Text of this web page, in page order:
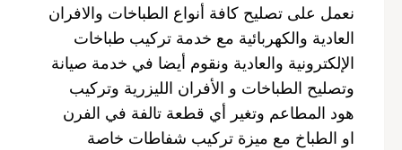
نعمل على تصليح كافة أنواع الطباخات والافران
العادية والكهربائية مع خدمة تركيب طباخات
الإلكترونية والعادية ونقوم أيضا في خدمة صيانة
وتصليح الطباخات و الأفران الليزرية وتركيب
هود المطاعم وتغير أي قطعة تالفة في الفرن
او الطباخ مع ميزة تركيب شفاطات خاصة